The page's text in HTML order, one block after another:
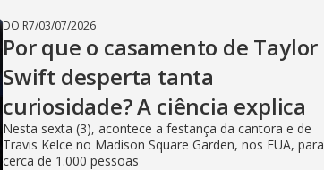
DO R7/03/07/2026
Por que o casamento de Taylor
Swift desperta tanta
curiosidade? A ciência explica
Nesta sexta (3), acontece a festança da cantora e de
Travis Kelce no Madison Square Garden, nos EUA, para
cerca de 1.000 pessoas